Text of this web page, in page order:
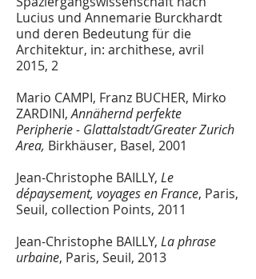
Lucius und Annemarie Burckhardt
und deren Bedeutung für die
Architektur, in: archithese, avril
2015, 2
Mario CAMPI, Franz BUCHER, Mirko
ZARDINI,Annähernd perfekte
Peripherie - Glattalstadt/Greater Zurich
Area, Birkhäuser, Basel, 2001
Jean-Christophe BAILLY, Le
dépaysement, voyages en France, Paris,
Seuil, collection Points, 2011
Jean-Christophe BAILLY, La phrase
urbaine, Paris, Seuil, 2013